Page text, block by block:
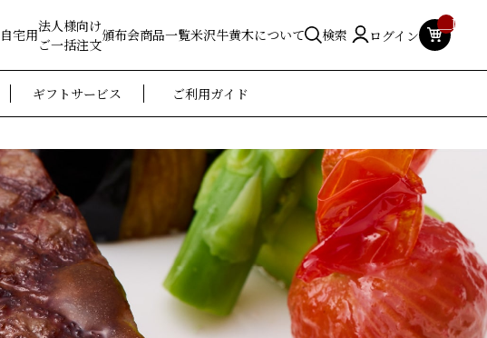
自宅用
法人様向け
ご一括注文
頒布会商品一覧米沢牛黄木について 検索 ログイン
ギフトサービス ご利用ガイド